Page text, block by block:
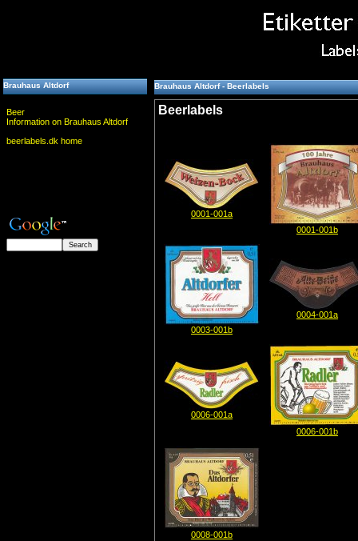
Brauhaus Altdorf
Beer
Information on Brauhaus Altdorf
beerlabels.dk home
Brauhaus Altdorf - Beerlabels
Beerlabels
0001-001a
0001-001b
0003-001b
0004-001a
0006-001a
0006-001b
0008-001b